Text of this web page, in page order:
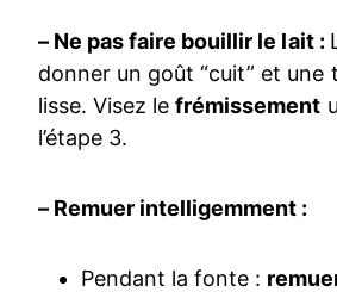
– Ne pas faire bouillir le lait :
donner un goût “cuit” et une
lisse. Visez lefrémissement
l’étape 3.
– Remuer intelligemment :
Pendant la fonte :